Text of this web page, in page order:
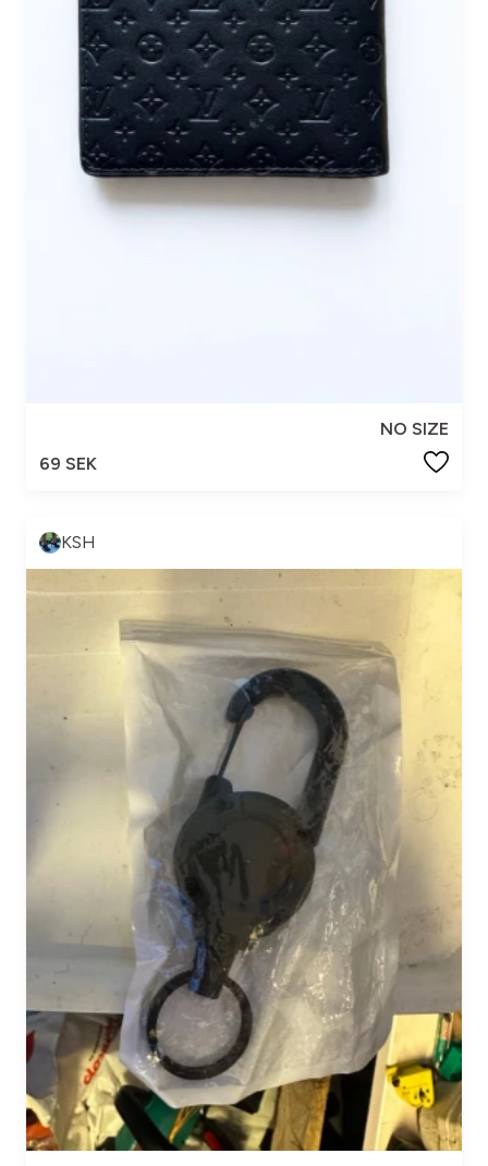
NO SIZE
69 SEK
KSH